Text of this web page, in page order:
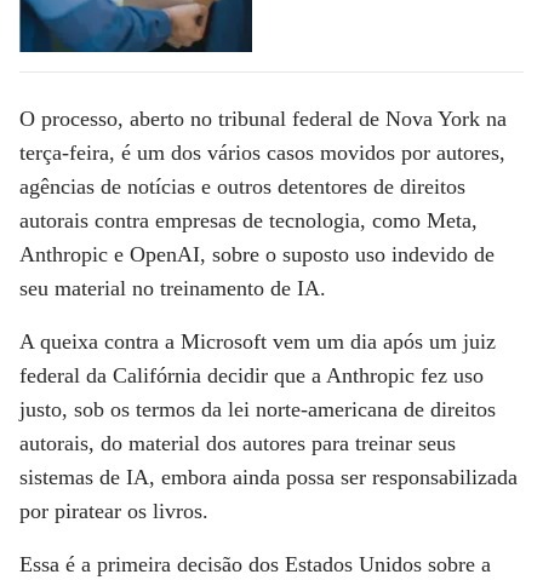
O processo, aberto no tribunal federal de Nova York na
terça-feira, é um dos vários casos movidos por autores,
agências de notícias e outros detentores de direitos
autorais contra empresas de tecnologia, como Meta,
Anthropic e OpenAI, sobre o suposto uso indevido de
seu material no treinamento de IA.
A queixa contra a Microsoft vem um dia após um juiz
federal da Califórnia decidir que a Anthropic fez uso
justo, sob os termos da lei norte-americana de direitos
autorais, do material dos autores para treinar seus
sistemas de IA, embora ainda possa ser responsabilizada
por piratear os livros.
Essa é a primeira decisão dos Estados Unidos sobre a